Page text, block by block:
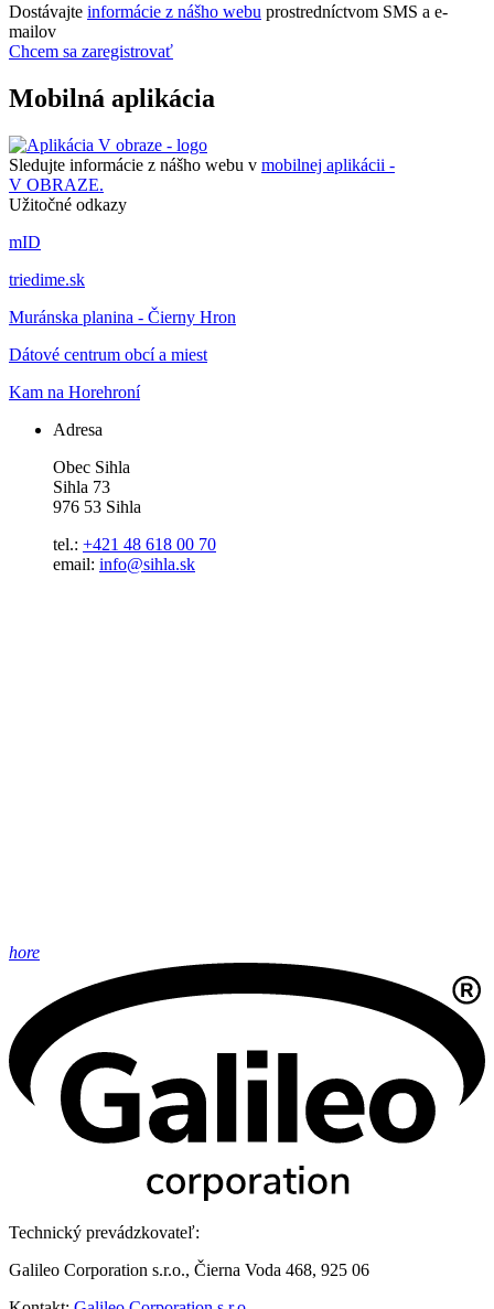
Dostávajte informácie z nášho webu prostredníctvom SMS a e-
mailov
Chcem sa zaregistrovať
Mobilná aplikácia
Sledujte informácie z nášho webu v mobilnej aplikácii -
V OBRAZE.
Užitočné odkazy
mID
triedime.sk
Muránska planina - Čierny Hron
Dátové centrum obcí a miest
Kam na Horehroní
Adresa
Obec Sihla
Sihla 73
976 53 Sihla
tel.: +421 48 618 00 70
email: info@sihla.sk
hore
Technický prevádzkovateľ:
Galileo Corporation s.r.o., Čierna Voda 468, 925 06